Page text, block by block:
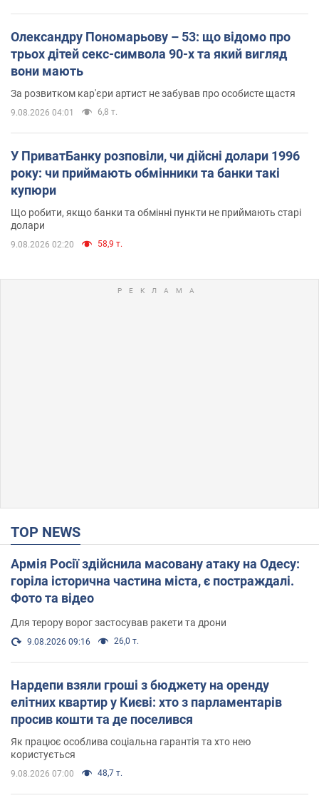
Олександру Пономарьову – 53: що відомо про
трьох дітей секс-символа 90-х та який вигляд
вони мають
За розвитком кар'єри артист не забував про особисте щастя
9.08.2026 04:01 6,8 т.
У ПриватБанку розповіли, чи дійсні долари 1996
року: чи приймають обмінники та банки такі
купюри
Що робити, якщо банки та обмінні пункти не приймають старі
долари
9.08.2026 02:20 58,9 т.
TOP NEWS
Армія Росії здійснила масовану атаку на Одесу:
горіла історична частина міста, є постраждалі.
Фото та відео
Для терору ворог застосував ракети та дрони
9.08.2026 09:16 26,0 т.
Нардепи взяли гроші з бюджету на оренду
елітних квартир у Києві: хто з парламентарів
просив кошти та де поселився
Як працює особлива соціальна гарантія та хто нею
користується
9.08.2026 07:00 48,7 т.